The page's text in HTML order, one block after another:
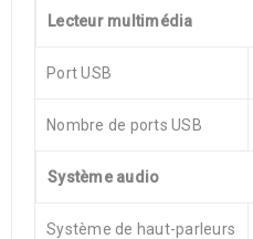
Lecteur multimédia
Port USB
Nombre de ports USB
Système audio
Système de haut-parleurs